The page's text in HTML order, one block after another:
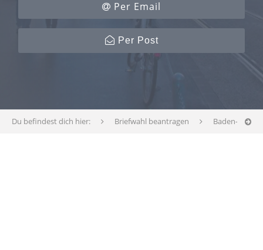
Per Email
Per Post
Du befindest dich hier: Briefwahl beantragen Baden-